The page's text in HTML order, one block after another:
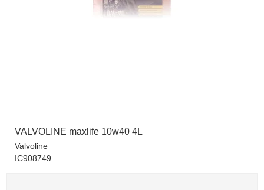
VALVOLINE maxlife 10w40 4L
Valvoline
IC908749